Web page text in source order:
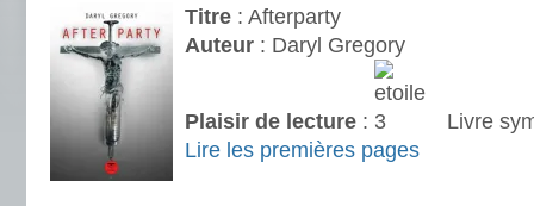
Titre : Afterparty
Auteur : Daryl Gregory
Plaisir de lecture :
Livre
Lire les premières pages